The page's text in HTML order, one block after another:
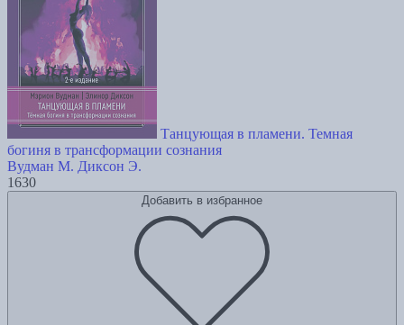
Танцующая в пламени. Темная
богиня в трансформации сознания
Вудман М. Диксон Э.
1630
Добавить в избранное